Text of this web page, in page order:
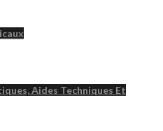
Aides Techniques Et